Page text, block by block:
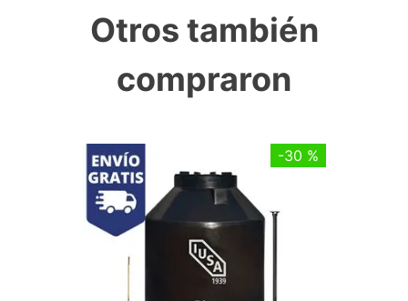
Otros también
compraron
-30 %